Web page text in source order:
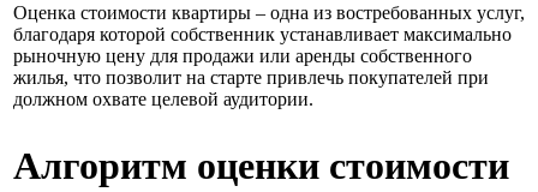
Оценка стоимости квартиры – одна из востребованных услуг,
благодаря которой собственник устанавливает максимально
рыночную цену для продажи или аренды собственного
жилья, что позволит на старте привлечь покупателей при
должном охвате целевой аудитории.
Алгоритм оценки стоимости